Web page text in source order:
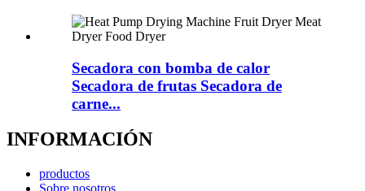
Secadora con bomba de calor
Secadora de frutas Secadora de
carne...
INFORMACIÓN
productos